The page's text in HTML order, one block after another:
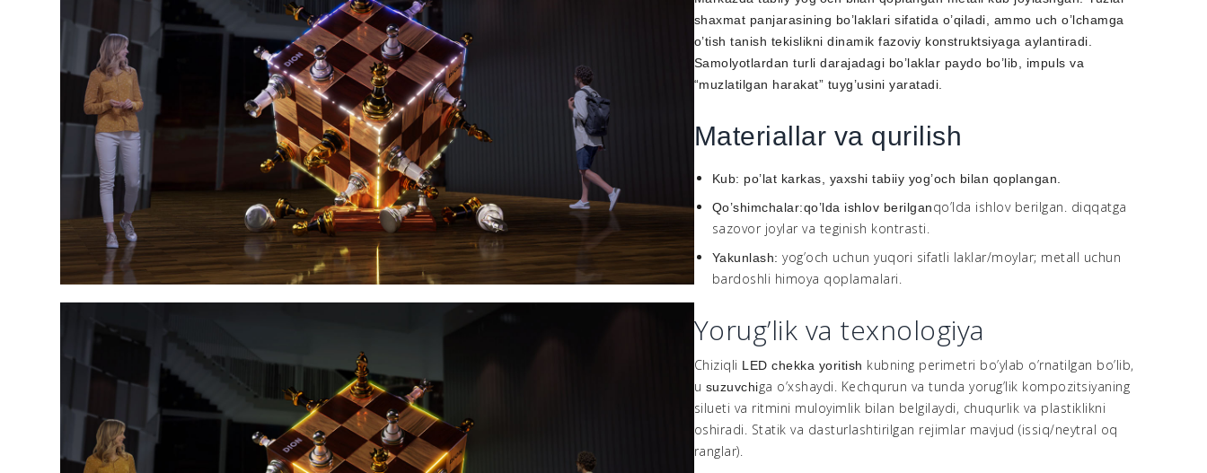
shaxmat panjarasining bo’laklari sifatida o’qiladi, ammo uch o’lchamga
o’tish tanish tekisliknidinamik fazoviy konstruktsiyaga aylantiradi.
Samolyotlardan turli darajadagi bo’laklar paydo bo’lib, impuls va
“muzlatilgan harakat” tuyg’usini yaratadi.
Materiallar va qurilish
Kub: po’lat karkas, yaxshi tabiiy yog’och bilan qoplangan.
Qo’shimchalar:qo’lda ishlov berilganqo’lda ishlov berilgan. diqqatga
sazovor joylar va teginish kontrasti.
Yakunlash:yog’och uchun yuqori sifatli laklar/moylar; metall uchun
bardoshli himoya qoplamalari.
Yorug’lik va texnologiya
Chiziqli LED chekka yoritish kubning perimetri bo’ylab o’rnatilgan bo’lib,
u suzuvchiga o’xshaydi. Kechqurun va tunda yorug’lik kompozitsiyaning
silueti va ritmini muloyimlik bilan belgilaydi, chuqurlik va plastiklikni
oshiradi. Statik va dasturlashtirilgan rejimlar mavjud (issiq/neytral oq
ranglar).